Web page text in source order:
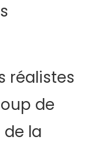
réalistes
de
la